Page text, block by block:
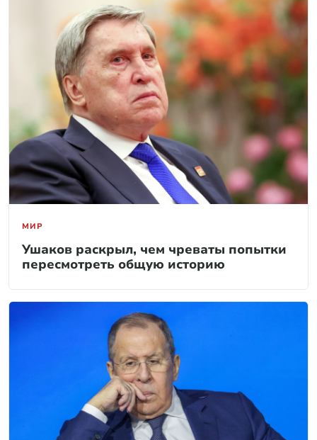
МИР
Ушаков раскрыл, чем чреваты попытки
пересмотреть общую историю